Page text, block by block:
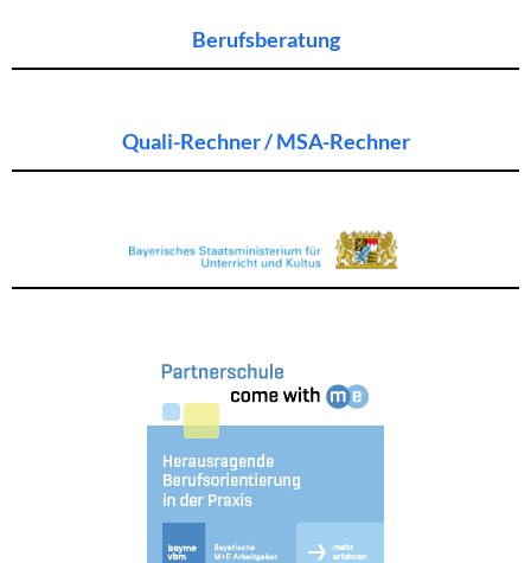
Berufsberatung
Quali-Rechner / MSA-Rechner